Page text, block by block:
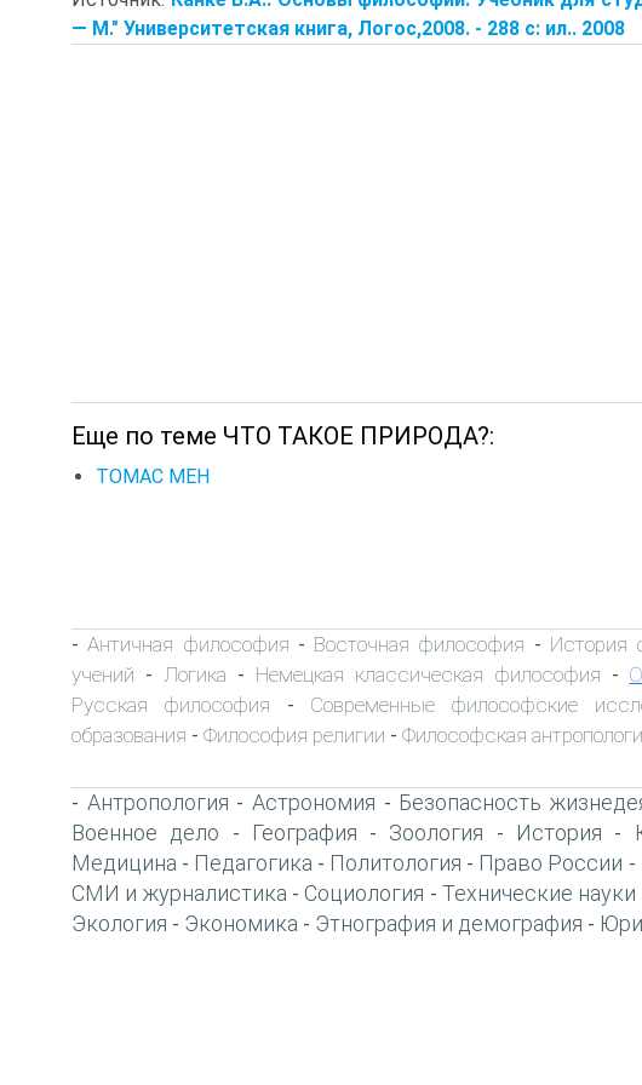
— М." Университетская книга, Логос,2008. - 288 с: ил.. 2008
Еще по теме ЧТО ТАКОЕ ПРИРОДА?:
ТОМАС МЕН
-Античная философия - Восточная философия - История
учений - Логика - Немецкая классическая философия -
Русская философия - Современные философские
образования - Философия религии - Философская
- Антропология -Астрономия - Безопасность
Военное дело - География - Зоология - История -
Медицина - Педагогика - Политология - Право России -
СМИ и журналистика - Социология - Технические науки
Экология - Экономика - Этнография и демография -